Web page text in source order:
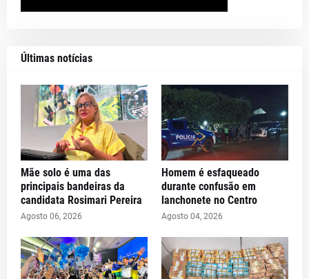
Últimas notícias
Mãe solo é uma das
principais bandeiras da
candidata Rosimari Pereira
Agosto 06, 2026
Homem é esfaqueado
durante confusão em
lanchonete no Centro
Agosto 04, 2026